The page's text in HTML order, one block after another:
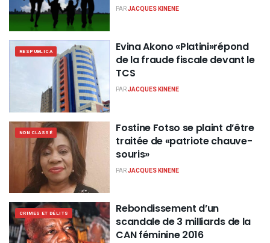
PARJACQUES KINENE
RESPUBLICA
Evina Akono «Platini»répond
de la fraude fiscale devant le
TCS
PARJACQUES KINENE
NON CLASSÉ
Fostine Fotso se plaint d’être
traitée de «patriote chauve-
souris»
PARJACQUES KINENE
CRIMES ET DÉLITS
Rebondissement d’un
scandale de 3 milliards de la
CAN féminine 2016